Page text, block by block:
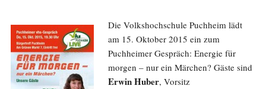
Die Volkshochschule Puchheim lädt
am 15. Oktober 2015 ein zum
Puchheimer Gespräch: Energie für
morgen – nur ein Märchen? Gäste sind
Erwin Huber, Vorsitz